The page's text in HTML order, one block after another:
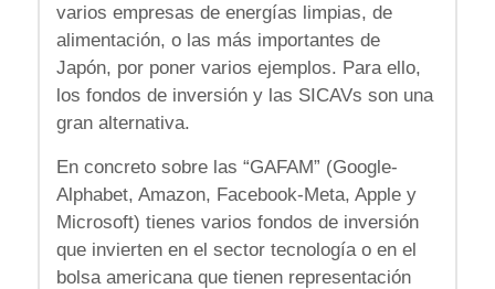
varios empresas de energías limpias, de
alimentación, o las más importantes de
Japón, por poner varios ejemplos. Para ello,
los fondos de inversión y las SICAVs son una
gran alternativa.
En concreto sobre las “GAFAM” (Google-
Alphabet, Amazon, Facebook-Meta, Apple y
Microsoft) tienes varios fondos de inversión
que invierten en el sector tecnología o en el
bolsa americana que tienen representación